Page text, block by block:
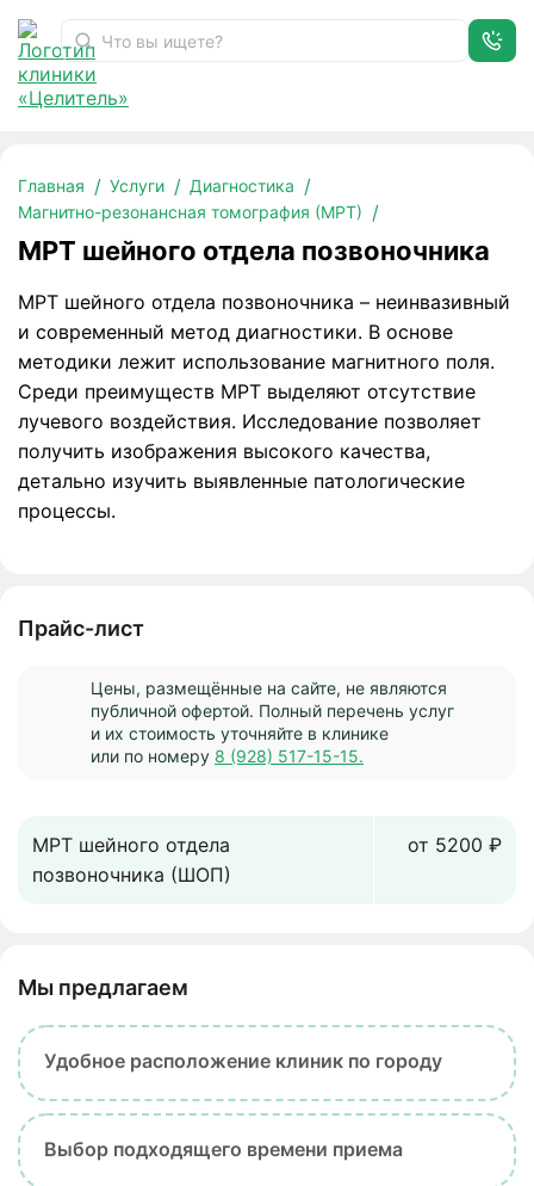
Главная Услуги
Диагностика
Магнитно-резонансная томография (МРТ)
МРТ шейного отдела позвоночника
МРТ шейного отдела позвоночника
МРТ шейного отдела позвоночника – неинвазивный
и современный метод диагностики. В основе
методики лежит использование магнитного поля.
Среди преимуществ МРТ выделяют отсутствие
лучевого воздействия. Исследование позволяет
получить изображения высокого качества,
детально изучить выявленные патологические
процессы.
Прайс-лист
Цены, размещённые на сайте, не являются
публичной офертой. Полный перечень услуг
и их стоимость уточняйте в клинике
или по номеру 8 (928) 517-15-15.
МРТ шейного отдела
позвоночника (ШОП)
от 5200 ₽
Мы предлагаем
Удобное расположение клиник по городу
Выбор подходящего времени приема